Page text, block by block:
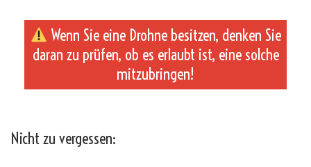
Wenn Sie eine Drohne besitzen, denken Sie
daran zu prüfen, ob es erlaubt ist, eine solche
mitzubringen!
Nicht zu vergessen: